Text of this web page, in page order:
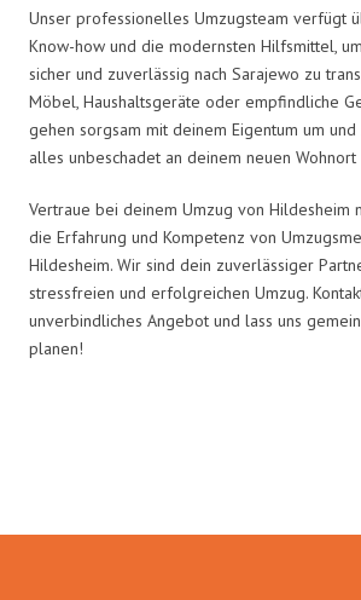
Unser professionelles Umzugsteam verfügt
Know-how und die modernsten Hilfsmittel,
sicher und zuverlässig nach Sarajewo zu
Möbel, Haushaltsgeräte oder empfindliche
gehen sorgsam mit deinem Eigentum um und
alles unbeschadet an deinem neuen Wohnort
Vertraue bei deinem Umzug von Hildesheim
die Erfahrung und Kompetenz von
Hildesheim. Wir sind dein zuverlässiger
stressfreien und erfolgreichen Umzug.
unverbindliches Angebot und lass uns
planen!